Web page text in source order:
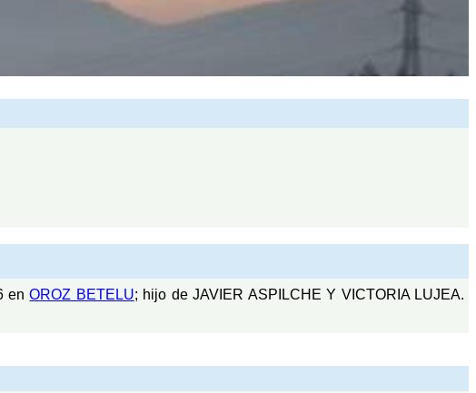
enOROZ BETELU; hijo de JAVIER ASPILCHE Y VICTORIA LUJEA.